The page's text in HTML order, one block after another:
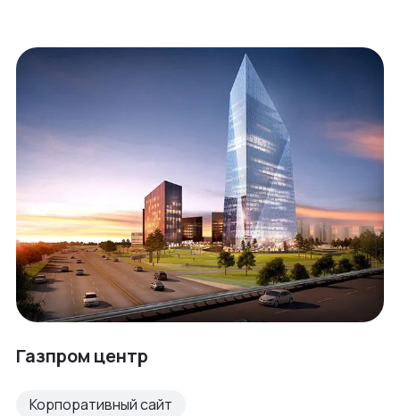
Газпром центр
Корпоративный сайт